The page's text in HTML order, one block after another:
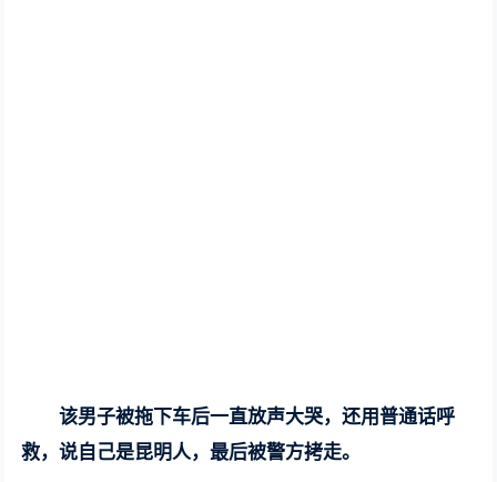
该男子被拖下车后一直放声大哭，还用普通话呼
救，说自己是昆明人，最后被警方拷走。